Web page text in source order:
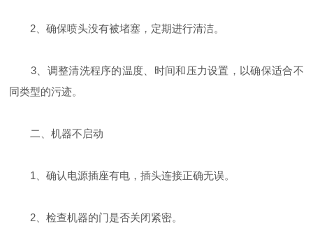
2、确保喷头没有被堵塞，定期进行清洁。
3、调整清洗程序的温度、时间和压力设置，以确保适合不
同类型的污迹。
二、机器不启动
1、确认电源插座有电，插头连接正确无误。
2、检查机器的门是否关闭紧密。